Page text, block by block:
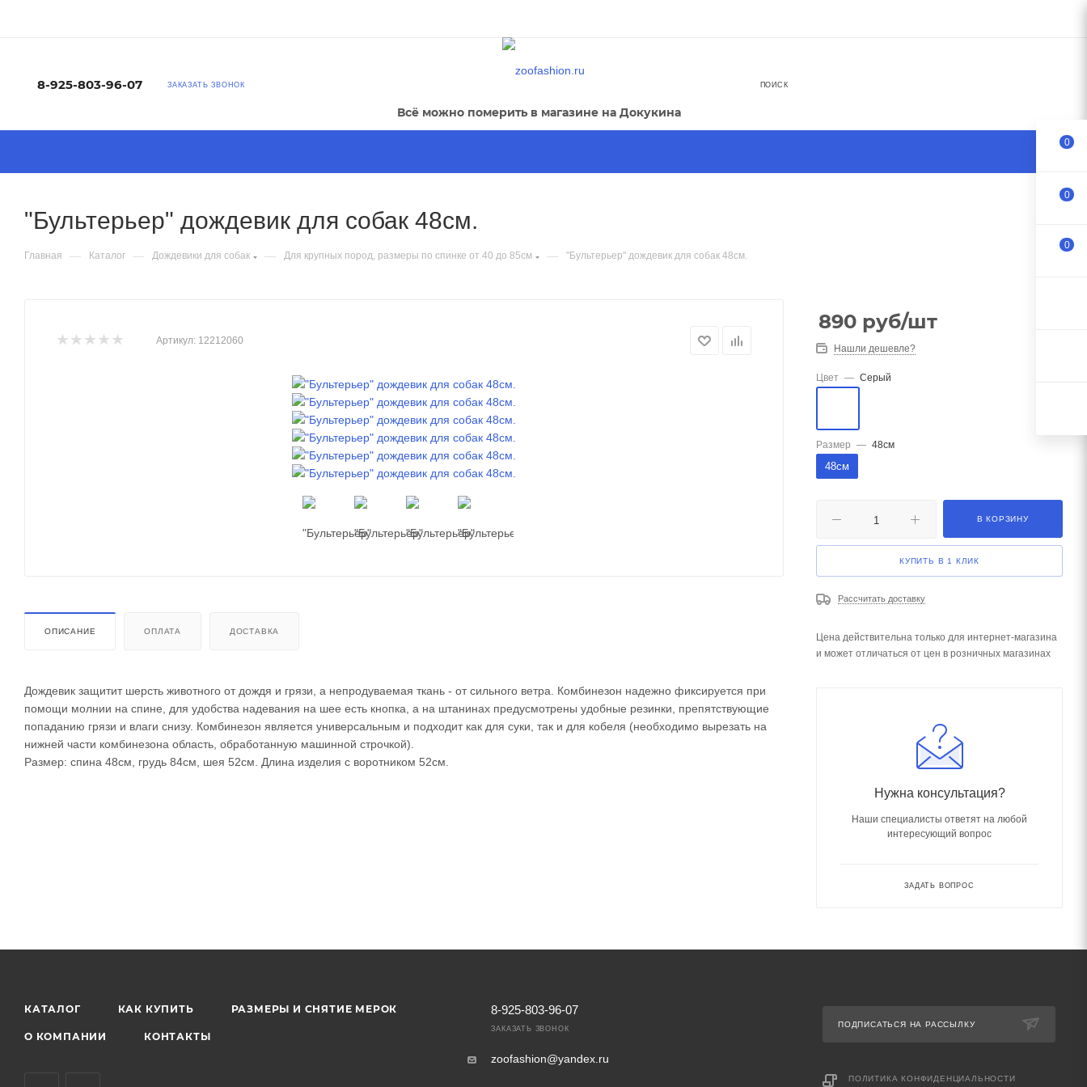
8-925-803-96-07 ЗАКАЗАТЬ ЗВОНОК
Всё можно померить в магазине на Докукина
ПОИСК
"Бультерьер" дождевик для собак 48см.
Главная — Каталог — Дождевики для собак — Для крупных пород, размеры по спинке от 40 до 85см — "Бультерьер" дождевик для собак 48см.
Артикул: 12212060
ОПИСАНИЕ ОПЛАТА ДОСТАВКА
Дождевик защитит шерсть животного от дождя и грязи, а непродуваемая ткань - от сильного ветра. Комбинезон надежно фиксируется при
помощи молнии на спине, для удобства надевания на шее есть кнопка, а на штанинах предусмотрены удобные резинки, препятствующие
попаданию грязи и влаги снизу. Комбинезон является универсальным и подходит как для суки, так и для кобеля (необходимо вырезать на
нижней части комбинезона область, обработанную машинной строчкой).
Размер: спина 48см, грудь 84см, шея 52см. Длина изделия с воротником 52см.
890 руб/шт
Нашли дешевле?
Цвет — Серый
Размер — 48см
48см
В КОРЗИНУ
КУПИТЬ В 1 КЛИК
Рассчитать доставку
Цена действительна только для интернет-магазина
и может отличаться от цен в розничных магазинах
Нужна консультация?
Наши специалисты ответят на любой
интересующий вопрос
ЗАДАТЬ ВОПРОС
КАТАЛОГ КАК КУПИТЬ РАЗМЕРЫ И СНЯТИЕ МЕРОК
О КОМПАНИИ КОНТАКТЫ
8-925-803-96-07
ЗАКАЗАТЬ ЗВОНОК
zoofashion@yandex.ru
ПОДПИСАТЬСЯ НА РАССЫЛКУ
ПОЛИТИКА КОНФИДЕНЦИАЛЬНОСТИ
0
0
0